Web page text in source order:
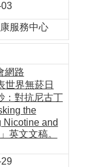
服務中心
網路
世界無菸日
：對抗尼古丁
the
Nicotine and
英文文稿。